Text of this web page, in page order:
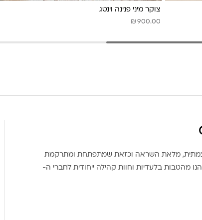
צוקר מיני פנינה וינטג
₪ 900.00
מלאת השראה וכזאת שמתפתחת ומתרקמת
מהטבות בלעדיות וחוות קהילה ייחודית לחברי ה-